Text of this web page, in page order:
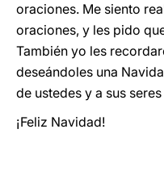
oraciones. Me siento
oraciones, y les pido
También yo les
deseándoles una
de ustedes y a sus
¡Feliz Navidad!